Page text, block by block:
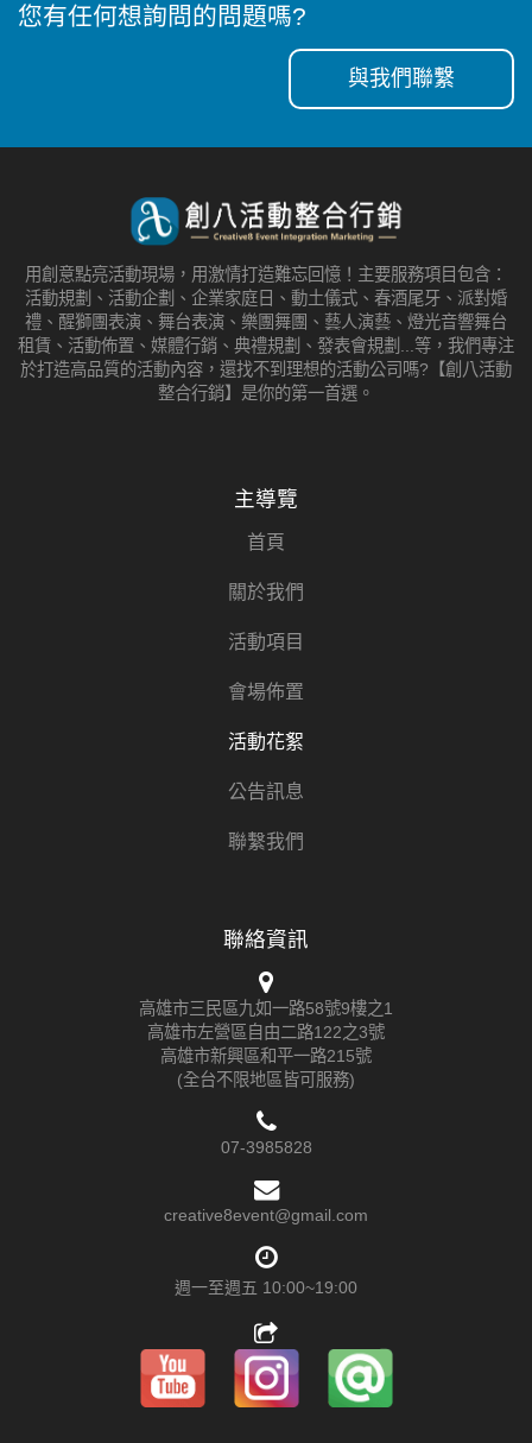
您有任何想詢問的問題嗎?
與我們聯繫
用創意點亮活動現場，用激情打造難忘回憶！主要服務項目包含：
活動規劃、活動企劃、企業家庭日、動土儀式、春酒尾牙、派對婚
禮、醒獅團表演、舞台表演、樂團舞團、藝人演藝、燈光音響舞台
租賃、活動佈置、媒體行銷、典禮規劃、發表會規劃...等，我們專注
於打造高品質的活動內容，還找不到理想的活動公司嗎?【創八活動
整合行銷】是你的第一首選。
主導覽
首頁
關於我們
活動項目
會場佈置
活動花絮
公告訊息
聯繫我們
聯絡資訊
高雄市三民區九如一路58號9樓之1
高雄市左營區自由二路122之3號
高雄市新興區和平一路215號
(全台不限地區皆可服務)
07-3985828
creative8event@gmail.com
週一至週五 10:00~19:00